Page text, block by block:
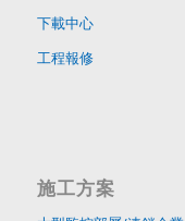
下載中心
工程報修
施工方案